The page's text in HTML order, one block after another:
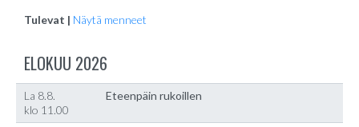
Tulevat | Näytä menneet
ELOKUU 2026
La 8.8.
klo 11.00
Eteenpäin rukoillen